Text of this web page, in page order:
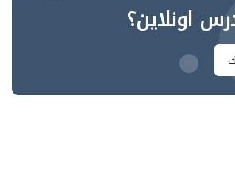
اونلاين؟